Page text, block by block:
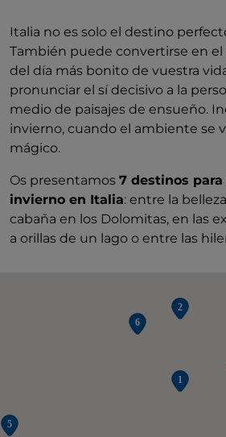
Italia no es solo el destino
También puede convertirse en
del día más bonito de vuestra
pronunciar el sí decisivo a la
medio de paisajes de ensueño.
invierno, cuando el ambiente se
mágico.
Os presentamos 7 destinos para
invierno en Italia: entre la
cabaña en los Dolomitas, en las
a orillas de un lago o entre las